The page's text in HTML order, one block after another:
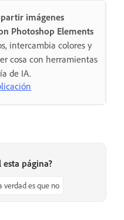
imágenes
Photoshop Elements
intercambia colores y
cosa con herramientas
de IA.
página?
verdad es que no